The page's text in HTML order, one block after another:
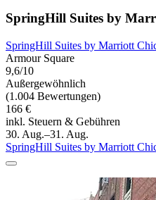
SpringHill Suites by
SpringHill Suites by Marriott
Armour Square
9,6/10
Außergewöhnlich
(1.004 Bewertungen)
166 €
inkl. Steuern & Gebühren
30. Aug.–31. Aug.
SpringHill Suites by Marriott